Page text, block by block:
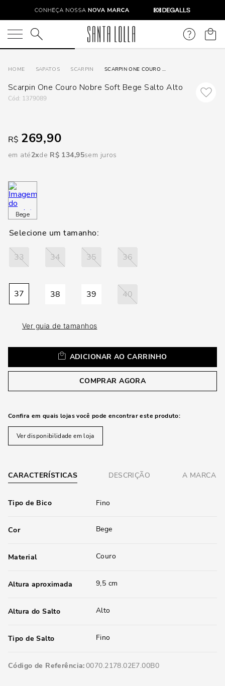
O que você está procurando?
SAPATOS SCARPIN SCARPIN ONE COURO NOBRE SOFT BEGE SALTO ALTO
Scarpin One Couro Nobre Soft Bege Salto Alto
: 1379089
R$ 269,90
em até2 R$ 134,95sem juros
Bege
33 34 35 36
37 38 39 40
Ver guia de tamanhos
ADICIONAR AO CARRINHO
COMPRAR AGORA
Confira em quais lojas você pode encontrar este produto:
Ver disponibilidade em loja
CARACTERÍSTICAS DESCRIÇÃO A MARCA
Tipo de Bico Fino
Cor Bege
Material Couro
Altura aproximada 9,5 cm
Altura do Salto Alto
Tipo de Salto Fino
Código de Referência 0070.2178.02E7.00B0